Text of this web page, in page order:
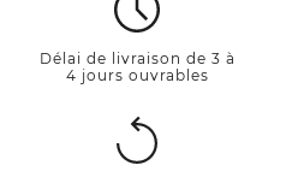
Délai de livraison de 3 à
4 jours ouvrables